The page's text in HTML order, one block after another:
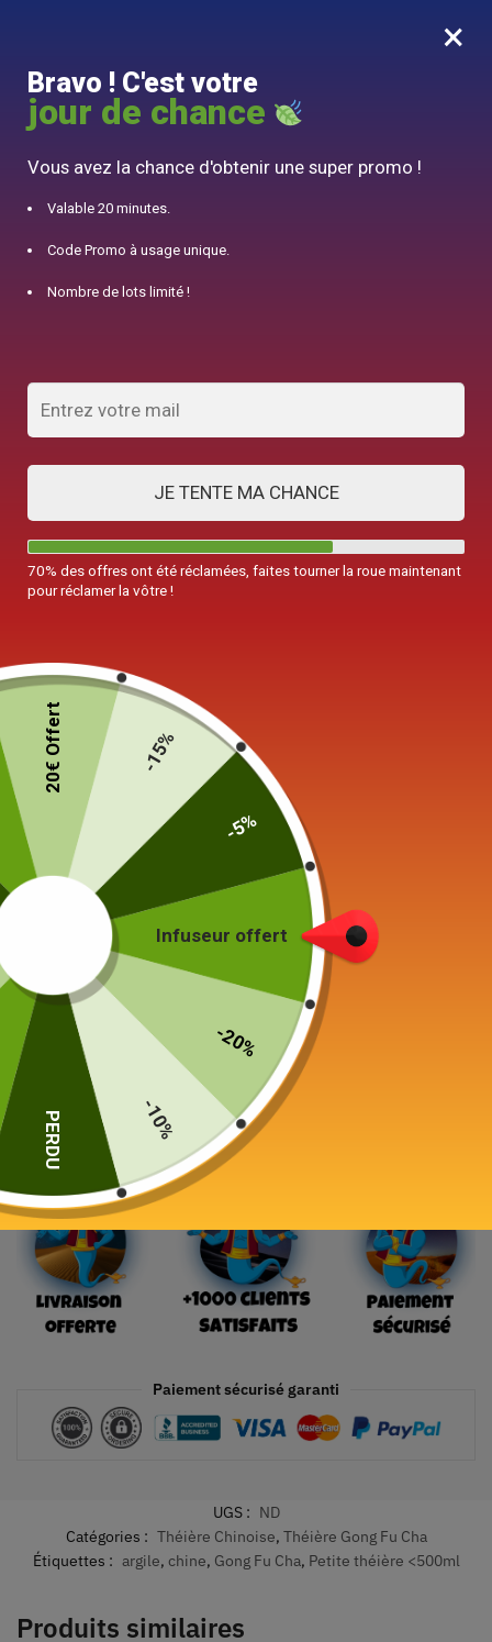
0
10% offert pour 50€ d’achats avec le code DJINN10
Théière en Argile
Ma Première Yixing 230ml
Color
Ajouter au panier
Paiement sécurisé garanti
UGS : ND
Catégories : Théière Chinoise, Théière Gong Fu Cha
Étiquettes : argile, chine, Gong Fu Cha, Petite théière <500ml
Produits similaires
×
Bravo ! C'est votre
jour de chance
Vous avez la chance d'obtenir une super promo !
Valable 20 minutes.
Code Promo à usage unique.
Nombre de lots limité !
JE TENTE MA CHANCE
70% des offres ont été réclamées, faites tourner la roue maintenant
pour réclamer la vôtre !
Infuseur offert
-20%
-10%
PERDU
20€ Offert -15%
-5%